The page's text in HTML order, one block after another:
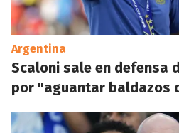
Argentina
Scaloni sale en defensa
por "aguantar baldazos